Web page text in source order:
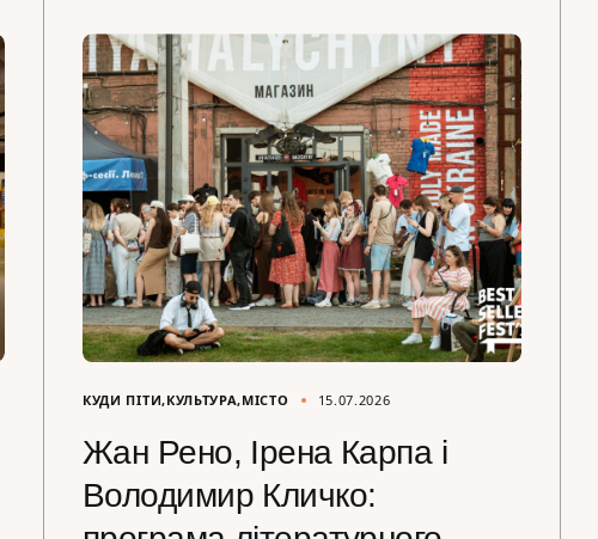
КУДИ ПІТИ КУЛЬТУРА МІСТО 15.07.2026
Жан Рено, Ірена Карпа і
Володимир Кличко: